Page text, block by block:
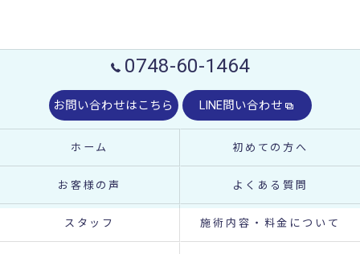
0748-60-1464
お問い合わせはこちら LINE問い合わせ
ホーム 初めての方へ
お客様の声 よくある質問
スタッフ 施術内容・料金について